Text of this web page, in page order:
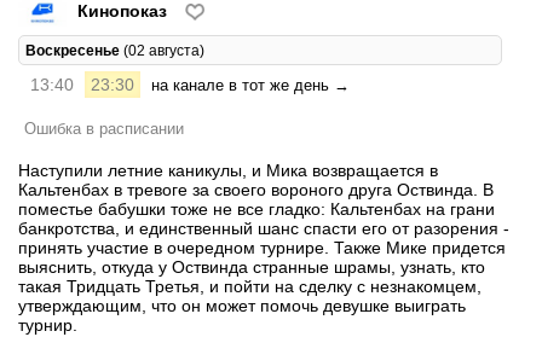
Кинопоказ
Воскресенье (02 августа)
13:40 23:30 на канале в тот же день →
Ошибка в расписании
Наступили летние каникулы, и Мика возвращается в
Кальтенбах в тревоге за своего вороного друга Оствинда. В
поместье бабушки тоже не все гладко: Кальтенбах на грани
банкротства, и единственный шанс спасти его от разорения -
принять участие в очередном турнире. Также Мике придется
выяснить, откуда у Оствинда странные шрамы, узнать, кто
такая Тридцать Третья, и пойти на сделку с незнакомцем,
утверждающим, что он может помочь девушке выиграть
турнир.